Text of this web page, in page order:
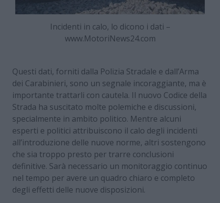
Incidenti in calo, lo dicono i dati –
www.MotoriNews24.com
Questi dati, forniti dalla Polizia Stradale e dall’Arma
dei Carabinieri, sono un segnale incoraggiante, ma è
importante trattarli con cautela. Il nuovo Codice della
Strada ha suscitato molte polemiche e discussioni,
specialmente in ambito politico. Mentre alcuni
esperti e politici attribuiscono il calo degli incidenti
all’introduzione delle nuove norme, altri sostengono
che sia troppo presto per trarre conclusioni
definitive. Sarà necessario un monitoraggio continuo
nel tempo per avere un quadro chiaro e completo
degli effetti delle nuove disposizioni.